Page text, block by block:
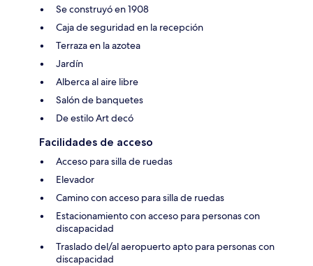
Se construyó en 1908
Caja de seguridad en la recepción
Terraza en la azotea
Jardín
Alberca al aire libre
Salón de banquetes
De estilo Art decó
Facilidades de acceso
Acceso para silla de ruedas
Elevador
Camino con acceso para silla de ruedas
Estacionamiento con acceso para personas con
discapacidad
Traslado del/al aeropuerto apto para personas con
discapacidad